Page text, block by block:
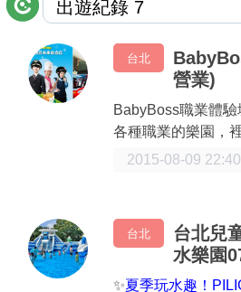
聯絡我們
APP下載
台北
營業)
BabyBoss職業體
各種職業的樂園，
2015-08-09
台北
台北兒
水樂園
✨夏季玩水趣！